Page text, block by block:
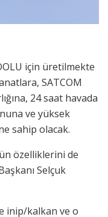
için üretilmekte
SATCOM
24 saat havada
ve yüksek
sahip olacak.
özelliklerini de
Selçuk
inip/kalkan ve o